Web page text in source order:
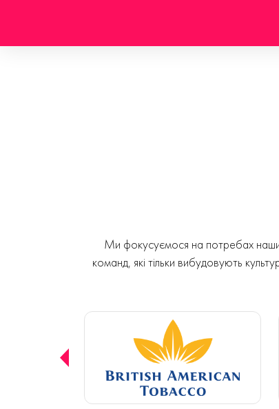
Ми фокусуємося на потребах
команд, які тільки вибудовують